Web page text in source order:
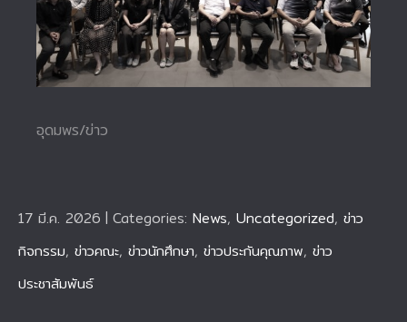
อุดมพร/ข่าว
17 มี.ค. 2026 | Categories: News, Uncategorized, ข่าว
กิจกรรม, ข่าวคณะ, ข่าวนักศึกษา, ข่าวประกันคุณภาพ, ข่าว
ประชาสัมพันธ์